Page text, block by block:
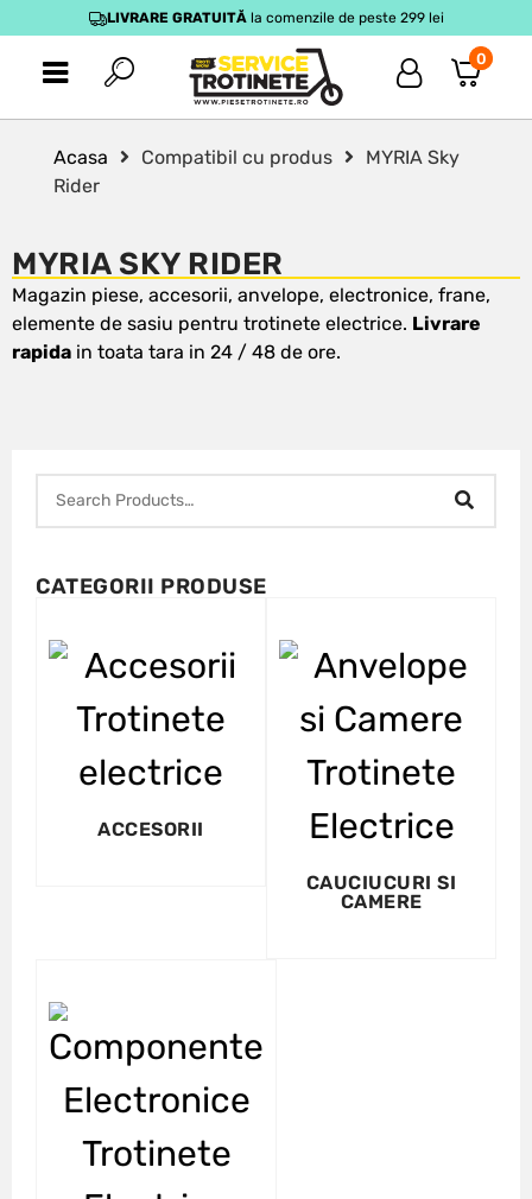
LIVRARE GRATUITĂla comenzile de peste 299 lei
0
Acasa Compatibil cu produs
MYRIA Sky
Rider
MYRIA SKY RIDER
Magazin piese, accesorii, anvelope, electronice, frane,
elemente de sasiu pentru trotinete electrice. Livrare
rapida in toata tara in 24 / 48 de ore.
CATEGORII PRODUSE
ACCESORII
CAUCIUCURI SI
CAMERE